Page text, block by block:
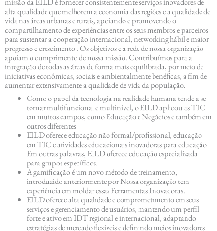
alta qualidade que melhorem a economia das regiões e a qualidade de
vida nas áreas urbanas e rurais, apoiando e promovendo o
compartilhamento de experiências entre os seus membros e parceiros
para sustentar a cooperação internacional, networking hábil e maior
progresso e crescimento . Os objetivos e a rede de nossa organização
apoiam o cumprimento de nossa missão. Contribuímos para a
integração de todas as áreas de forma mais equilibrada, por meio de
iniciativas econômicas, sociais e ambientalmente benéficas, a fim de
aumentar extensivamente a qualidade de vida da população.
Como o papel da tecnologia na realidade humana tende a se
tornar multifuncional e multinível, o EILD aplicou as TIC
em muitos campos, como Educação e Negócios e também em
outros diferentes
EILD oferece educação não formal/profissional, educação
em TIC e atividades educacionais inovadoras para educação
Em outras palavras, EILD oferece educação especializada
para grupos específicos.
A gamificação é um novo método de treinamento,
introduzido anteriormente por Nossa organização tem
experiência em moldar essas Ferramentas Inovadoras.
EILD oferece alta qualidade e comprometimento em seus
serviços e gerenciamento de usuários, mantendo um perfil
forte e ativo em IDT regional e internacional, adaptando
estratégias de mercado flexíveis e definindo meios inovadores